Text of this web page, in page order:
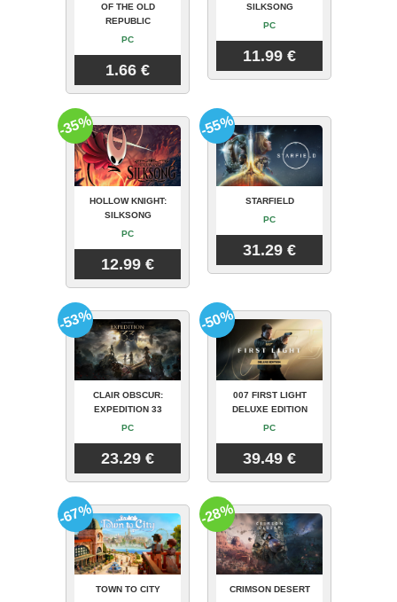
OF THE OLD
REPUBLIC
PC
1.66 €
SILKSONG
PC
11.99 €
HOLLOW KNIGHT:
SILKSONG
PC
12.99 €
-35%
STARFIELD
PC
31.29 €
-55%
CLAIR OBSCUR:
EXPEDITION 33
PC
23.29 €
-53%
007 FIRST LIGHT
DELUXE EDITION
PC
39.49 €
-50%
TOWN TO CITY
-67%
CRIMSON DESERT
-28%